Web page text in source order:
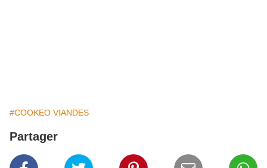
#COOKEO VIANDES
Partager